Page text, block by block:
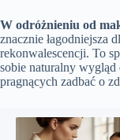
W odróżnieniu od
znacznie łagodniejsza
rekonwalescencji. To
sobie naturalny wygląd
pragnących zadbać o